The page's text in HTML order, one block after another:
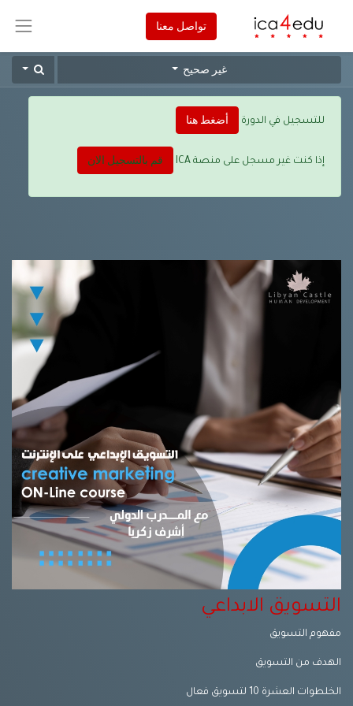
تواصل معنا
للتسجيل في الدورة أضغط هنا
إذا كنت غير مسجل على منصة ICA قم بالتسجيل الان
غير صحيح
التسويق الابداعي
مفهوم التسويق
الهدف من التسويق
الخلطوات العشرة 10 لتسويق فعال